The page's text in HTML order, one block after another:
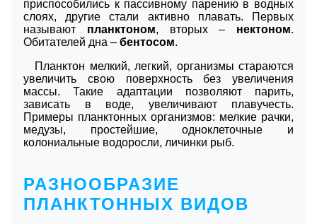
приспособились к пассивному парению в водных
слоях, другие стали активно плавать. Первых
называют планктоном, вторых – нектоном.
Обитателей дна – бентосом.
Планктон мелкий, легкий, организмы стараются
увеличить свою поверхность без увеличения
массы. Такие адаптации позволяют парить,
зависать в воде, увеличивают плавучесть.
Примеры планктонных организмов: мелкие рачки,
медузы, простейшие, одноклеточные и
колониальные водоросли, личинки рыб.
РАЗНООБРАЗИЕ
ПЛАНКТОННЫХ ВИДОВ